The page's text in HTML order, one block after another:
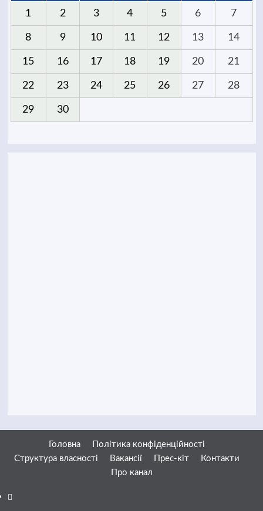
1 2 3 4 5 6 7
8 9 10 11 12 13 14
15 16 17 18 19 20 21
22 23 24 25 26 27 28
29 30
Головна
Політика конфіденційності
Структура власності
Вакансії Прес-кіт
Контакти
Про канал
Facebook